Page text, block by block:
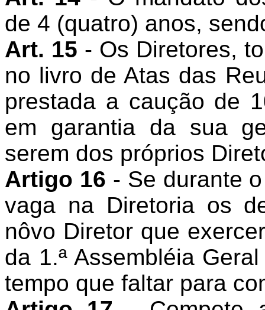
de 4 (quatro) anos,
Art. 15 - Os Diretores,
no livro de Atas das
prestada a caução de
em garantia da sua
serem dos próprios
Artigo 16 - Se durante
vaga na Diretoria os
nôvo Diretor que
da 1.ª Assembléia
tempo que faltar para